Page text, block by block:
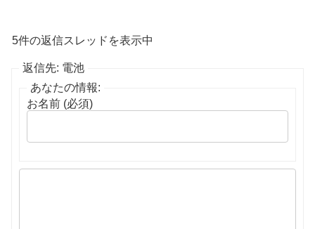
5件の返信スレッドを表示中
返信先: 電池
あなたの情報:
お名前 (必須)